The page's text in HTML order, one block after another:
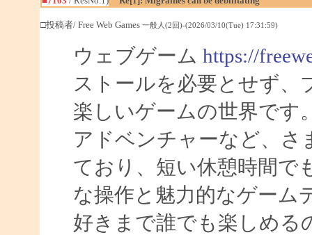
□投稿者/ Free Web Games 一般人(2回)-(2026/03/10(Tue) 17:31:59)
ウェブゲーム https://
ストールを必要とせず、
楽しいゲームの世界です
アドベンチャーなど、
ており、短い休憩時間で
な操作と魅力的なゲーム
好きまで誰でも楽しめる